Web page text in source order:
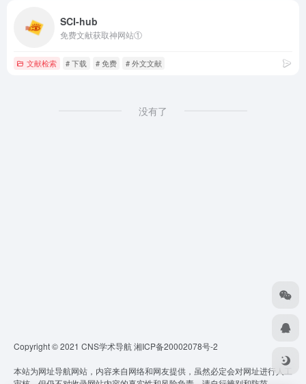
SCI-hub
免费文献获取神网站①
文献检索 # 下载 # 免费 # 外文文献
没有了
Copyright © 2021 CNS学术导航湘ICP备20002078号-2
本站为网址导航网站，内容来自网络和网友提供，虽然必定会对网址进行人工